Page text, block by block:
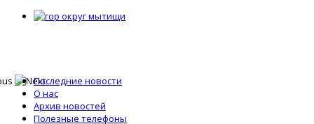
Последние новости
О нас
Архив новостей
Полезные телефоны